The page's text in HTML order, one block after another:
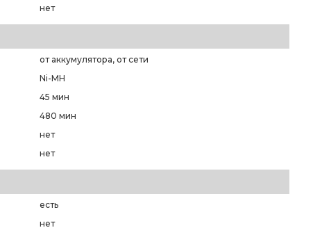
нет
от аккумулятора, от сети
Ni-MH
45 мин
480 мин
нет
нет
есть
нет